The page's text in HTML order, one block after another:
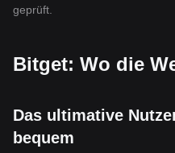
geprüft.
Bitget: Wo die
Das ultimative
bequem